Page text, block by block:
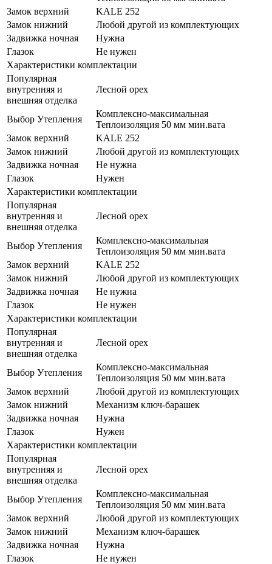
Замок верхний
KALE 252
Замок нижний
Любой другой из комплектующих
Задвижка ночная
Нужна
Глазок
Не нужен
Характеристики комплектации
Популярная
внутренняя и
внешняя отделка
Лесной орех
Выбор Утепления
Комплексно-максимальная
Теплоизоляция 50 мм мин.вата
Замок верхний
KALE 252
Замок нижний
Любой другой из комплектующих
Задвижка ночная
Не нужна
Глазок
Нужен
Характеристики комплектации
Популярная
внутренняя и
внешняя отделка
Лесной орех
Выбор Утепления
Комплексно-максимальная
Теплоизоляция 50 мм мин.вата
Замок верхний
KALE 252
Замок нижний
Любой другой из комплектующих
Задвижка ночная
Не нужна
Глазок
Не нужен
Характеристики комплектации
Популярная
внутренняя и
внешняя отделка
Лесной орех
Выбор Утепления
Комплексно-максимальная
Теплоизоляция 50 мм мин.вата
Замок верхний
Любой другой из комплектующих
Замок нижний
Механизм ключ-барашек
Задвижка ночная
Нужна
Глазок
Нужен
Характеристики комплектации
Популярная
внутренняя и
внешняя отделка
Лесной орех
Выбор Утепления
Комплексно-максимальная
Теплоизоляция 50 мм мин.вата
Замок верхний
Любой другой из комплектующих
Замок нижний
Механизм ключ-барашек
Задвижка ночная
Нужна
Глазок
Не нужен